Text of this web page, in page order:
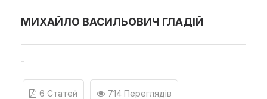
МИХАЙЛО ВАСИЛЬОВИЧ ГЛАДІЙ
-
6 Статей 714 Переглядів